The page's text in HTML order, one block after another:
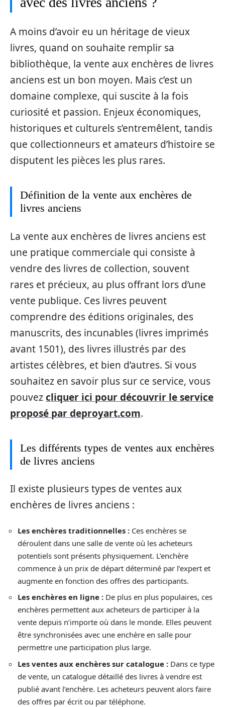
A moins d’avoir eu un héritage de vieux
livres, quand on souhaite remplir sa
bibliothèque, la vente aux enchères de livres
anciens est un bon moyen. Mais c’est un
domaine complexe, qui suscite à la fois
curiosité et passion. Enjeux économiques,
historiques et culturels s’entremêlent, tandis
que collectionneurs et amateurs d’histoire se
disputent les pièces les plus rares.
Définition de la vente aux enchères de
livres anciens
La vente aux enchères de livres anciens est
une pratique commerciale qui consiste à
vendre des livres de collection, souvent
rares et précieux, au plus offrant lors d’une
vente publique. Ces livres peuvent
comprendre des éditions originales, des
manuscrits, des incunables (livres imprimés
avant 1501), des livres illustrés par des
artistes célèbres, et bien d’autres. Si vous
souhaitez en savoir plus sur ce service, vous
pouvezcliquer ici pour découvrir le service
proposé par deproyart.com.
Les différents types de ventes aux enchères
de livres anciens
Il existe plusieurs types de ventes aux
enchères de livres anciens :
Les enchères traditionnelles : Ces enchères se
déroulent dans une salle de vente où les acheteurs
potentiels sont présents physiquement. L’enchère
commence à un prix de départ déterminé par l’expert et
augmente en fonction des offres des participants.
Les enchères en ligne : De plus en plus populaires, ces
enchères permettent aux acheteurs de participer à la
vente depuis n’importe où dans le monde. Elles peuvent
être synchronisées avec une enchère en salle pour
permettre une participation plus large.
Les ventes aux enchères sur catalogue : Dans ce type
de vente, un catalogue détaillé des livres à vendre est
publié avant l’enchère. Les acheteurs peuvent alors faire
des offres par écrit ou par téléphone.